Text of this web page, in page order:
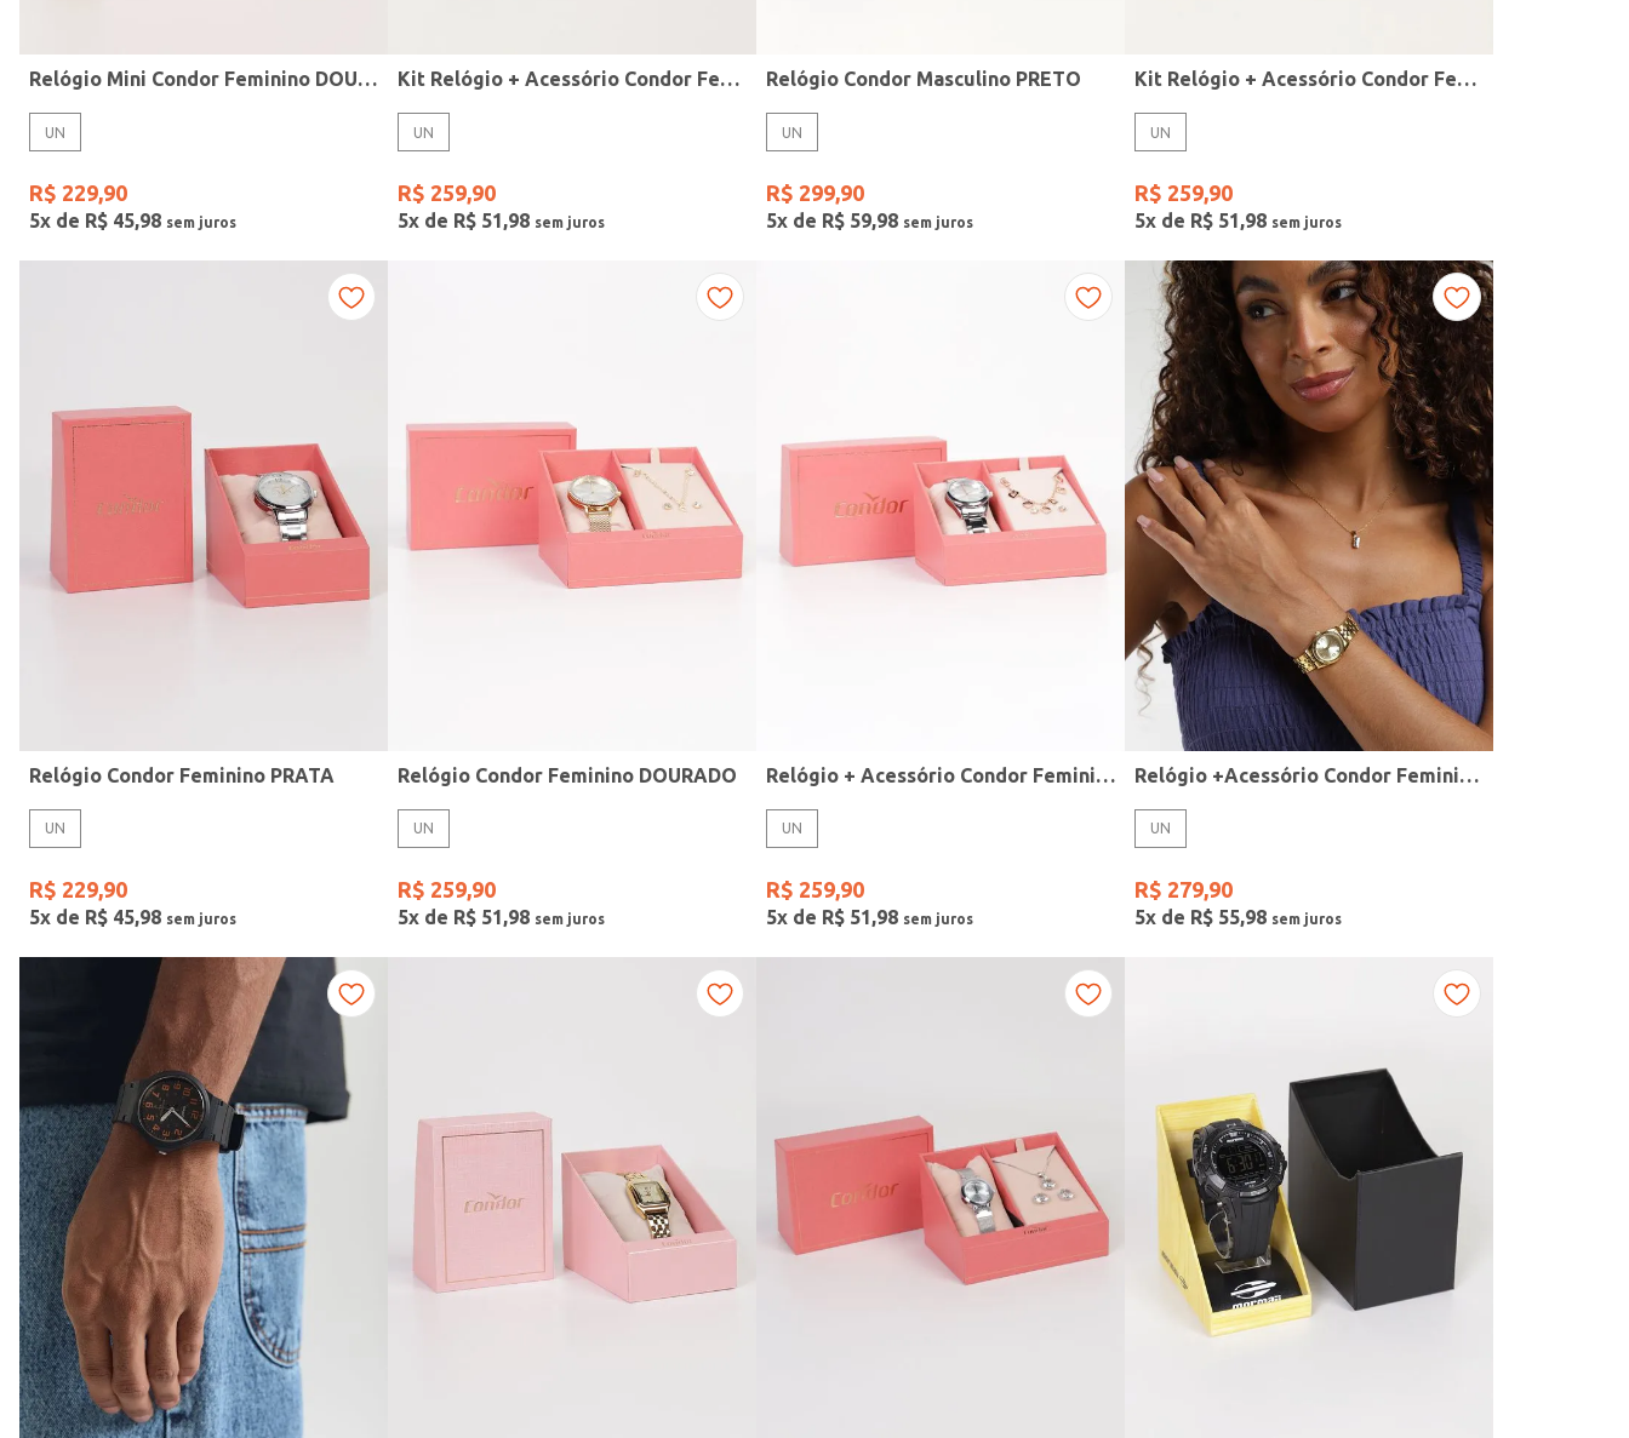
Modelo de Pulseira
Relógio Mini Condor Feminino DOURADO
UN
R$ 229,90
5x de R$ 45,98
Kit Relógio + Acessório Condor Feminino DOURADO
UN
R$ 259,90
5x de R$ 51 ,98
Relógio Condor Masculino PRETO
UN
R$ 299,90
5x de R$ 59,98
Kit Relógio + Acessório Condor Feminino DOURADO
UN
R$ 259,90
5x de R$ 51 ,98
Relógio Condor Feminino PRATA
UN
R$ 229,90
5x de R$ 45,98
Relógio Condor Feminino DOURADO
UN
R$ 259,90
5x de R$ 51,98
Relógio + Acessório Condor Feminino PRATA
UN
R$ 259,90
5x de R$ 51,98
Relógio +Acessório Condor Feminino DOURADO
UN
R$ 279,90
5x de R$ 55,98